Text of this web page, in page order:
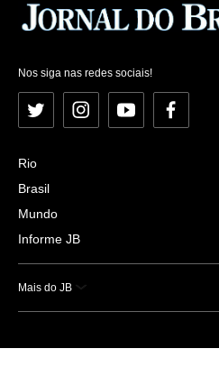
Nos siga nas redes sociais!
Twitter InstagramYouTubeFacebook
Rio
Brasil
Mundo
Informe JB
Mais do JB
Esportes